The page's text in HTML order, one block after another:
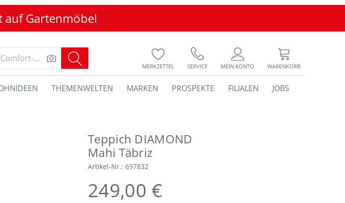
auf Gartenmöbel
MERKZETTEL SERVICE MEIN KONTO WARENKORB
THEMENWELTEN MARKEN PROSPEKTE FILIALEN JOBS
Teppich DIAMOND
Mahi Täbriz
Artikel-Nr.: 697832
249,00 €